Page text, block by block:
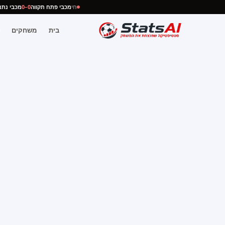
חימכבי פתח תקווה0–0 מכבי
בית משחקים